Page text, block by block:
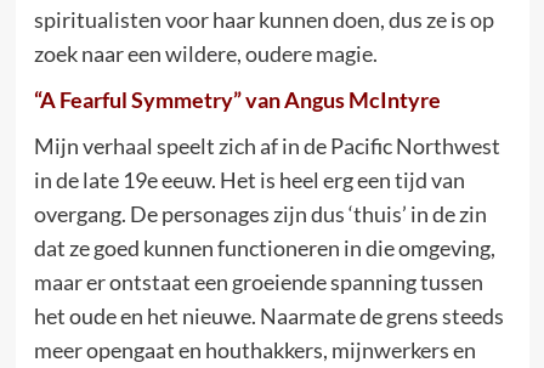
spiritualisten voor haar kunnen doen, dus ze is op
zoek naar een wildere, oudere magie.
“A Fearful Symmetry” van Angus McIntyre
Mijn verhaal speelt zich af in de Pacific Northwest
in de late 19e eeuw. Het is heel erg een tijd van
overgang. De personages zijn dus ‘thuis’ in de zin
dat ze goed kunnen functioneren in die omgeving,
maar er ontstaat een groeiende spanning tussen
het oude en het nieuwe. Naarmate de grens steeds
meer opengaat en houthakkers, mijnwerkers en